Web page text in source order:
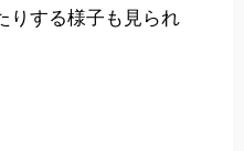
りする様子も見られ